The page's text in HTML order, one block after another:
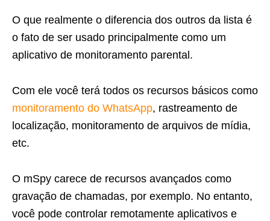
O que realmente o diferencia dos outros da lista é
o fato de ser usado principalmente como um
aplicativo de monitoramento parental.
Com ele você terá todos os recursos básicos como
monitoramento do WhatsApp, rastreamento de
localização, monitoramento de arquivos de mídia,
etc.
O mSpy carece de recursos avançados como
gravação de chamadas, por exemplo. No entanto,
você pode controlar remotamente aplicativos e